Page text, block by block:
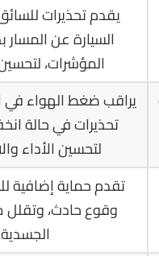
يقدم تحذيرات
السيارة عن
المؤشرات،
يراقب ضغط الهواء في
تحذيرات في حالة
لتحسين الأداء
تقدم حماية إضافية
وقوع حادث، وتقلل